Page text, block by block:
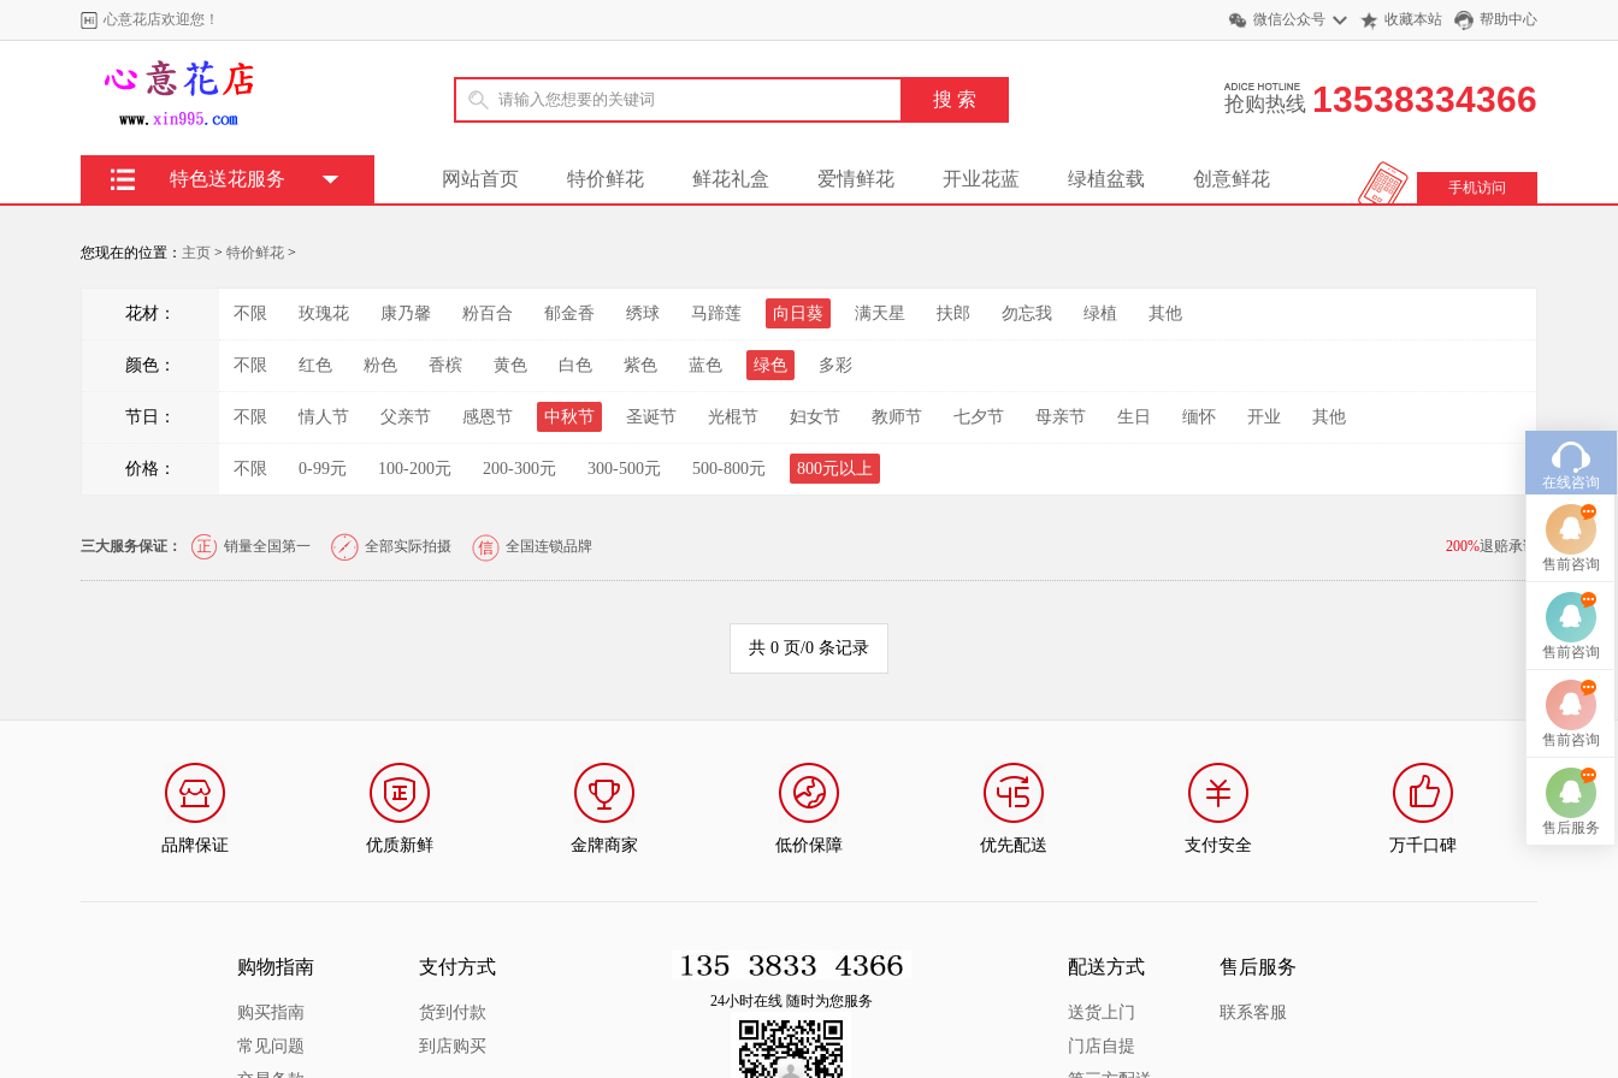
心意花店欢迎您！ 微信公众号 收藏本站 帮助中心
抢购热线 13538334366
网站首页 特价鲜花 鲜花礼盒 爱情鲜花 开业花蓝 绿植盆载 创意鲜花 手机访问
特色送花服务
您现在的位置： 主页 > 特价鲜花 >
花材： 不限 玫瑰花 康乃馨 粉百合 郁金香 绣球 马蹄莲 向日葵 满天星 扶郎 勿忘我 绿植 其他
颜色： 不限 红色 粉色 香槟 黄色 白色 紫色 蓝色 绿色 多彩
节日： 不限 情人节 父亲节 感恩节 中秋节 圣诞节 光棍节 妇女节 教师节 七夕节 母亲节 生日 缅怀 开业 其他
价格： 不限 0-99元 100-200元 200-300元 300-500元 500-800元 800元以上
三大服务保证： 销量全国第一 全部实际拍摄 全国连锁品牌 200%退赔承诺
共 0 页/0 条记录
品牌保证 优质新鲜 金牌商家 低价保障 优先配送 支付安全 万千口碑
购物指南
购买指南
常见问题
支付方式
货到付款
到店购买
24小时在线 随时为您服务
配送方式
送货上门
门店自提
售后服务
联系客服
在线咨询
售前咨询
售前咨询
售前咨询
售后服务